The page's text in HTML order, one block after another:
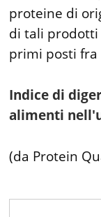
proteine di
di tali prodotti
primi posti
Indice di
alimenti
(da Protein